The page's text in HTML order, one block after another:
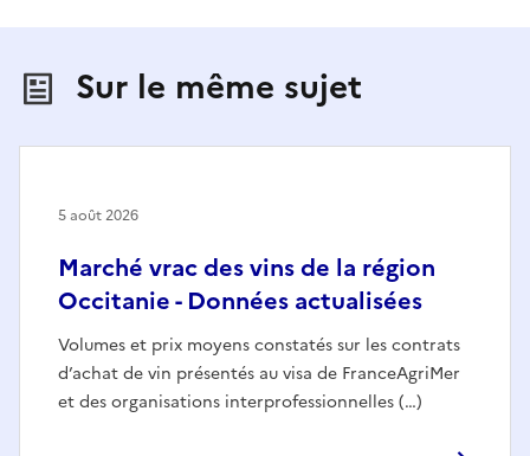
Sur le même sujet
Marché vrac des vins de la région
Occitanie - Données actualisées
Volumes et prix moyens constatés sur les contrats
d’achat de vin présentés au visa de FranceAgriMer
et des organisations interprofessionnelles (…)
5 août 2026